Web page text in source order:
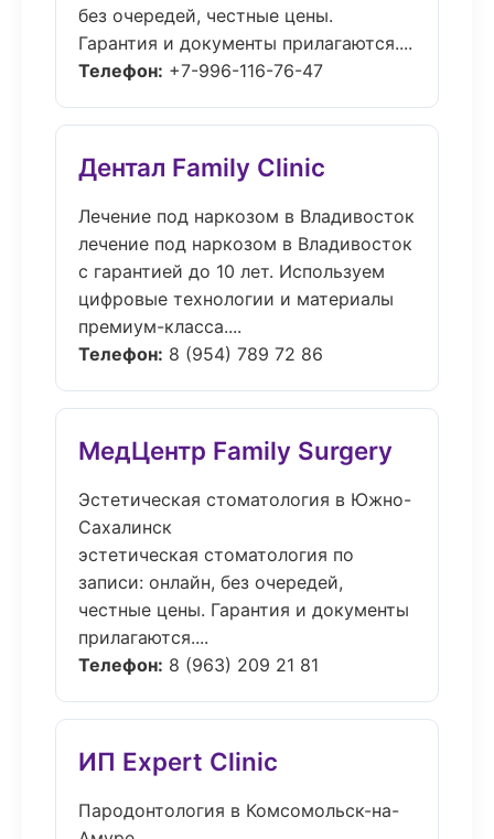
без очередей, честные цены.
Гарантия и документы прилагаются....
Телефон: +7-996-116-76-47
Дентал Family Clinic
Лечение под наркозом в Владивосток
лечение под наркозом в Владивосток
с гарантией до 10 лет. Используем
цифровые технологии и материалы
премиум-класса....
Телефон: 8 (954) 789 72 86
МедЦентр Family Surgery
Эстетическая стоматология в Южно-
Сахалинск
эстетическая стоматология по
записи: онлайн, без очередей,
честные цены. Гарантия и документы
прилагаются....
Телефон: 8 (963) 209 21 81
ИП Expert Clinic
Пародонтология в Комсомольск-на-